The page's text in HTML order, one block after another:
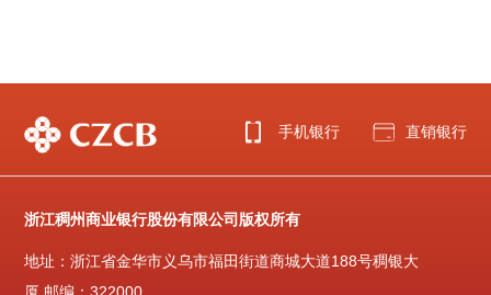
手机银行 直销银行
浙江稠州商业银行股份有限公司版权所有
地址：浙江省金华市义乌市福田街道商城大道188号稠银大